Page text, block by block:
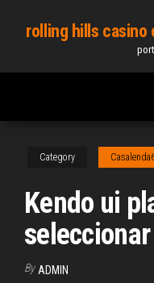
content
rolling hills
Category
Kendo ui
By ADMIN